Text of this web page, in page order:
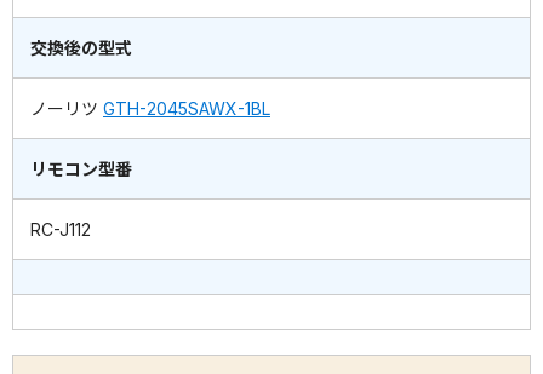
交換後の型式
ノーリツ GTH-2045SAWX-1BL
リモコン型番
RC-J112